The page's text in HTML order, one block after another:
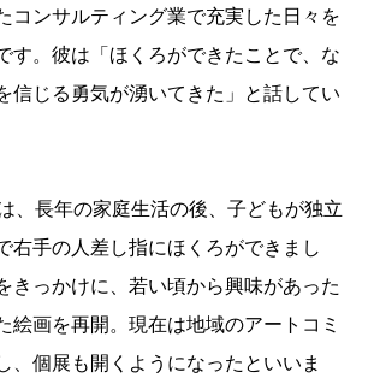
コンサルティング業で充実した日々を
す。彼は「ほくろができたことで、な
信じる勇気が湧いてきた」と話してい
、長年の家庭生活の後、子どもが独立
右手の人差し指にほくろができまし
きっかけに、若い頃から興味があった
絵画を再開。現在は地域のアートコミ
、個展も開くようになったといいま